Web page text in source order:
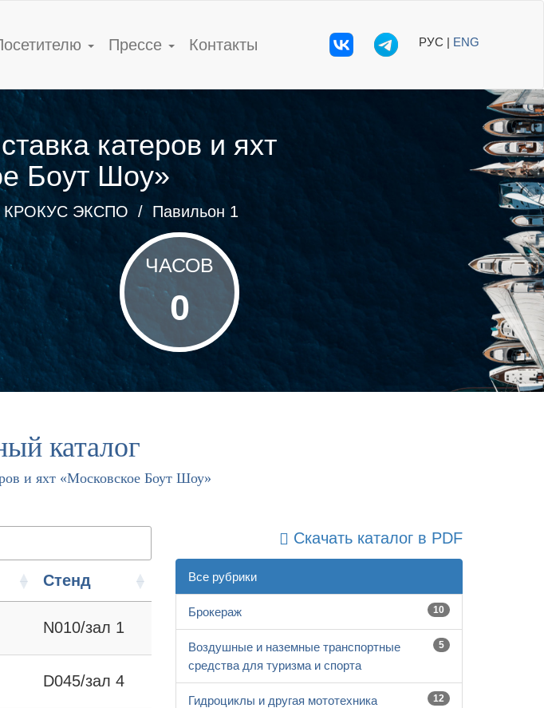
Прессе Контакты РУС | ENG
катеров и яхт
Боут Шоу»
КРОКУС ЭКСПО / Павильон 1
ЧАСОВ
0
каталог
и яхт «Московское Боут Шоу»
Стенд
N010/зал 1
D045/зал 4
Скачать каталог в PDF
Все рубрики
10
Брокераж
5
Воздушные и наземные транспортные
средства для туризма и спорта
12
Гидроциклы и другая мототехника